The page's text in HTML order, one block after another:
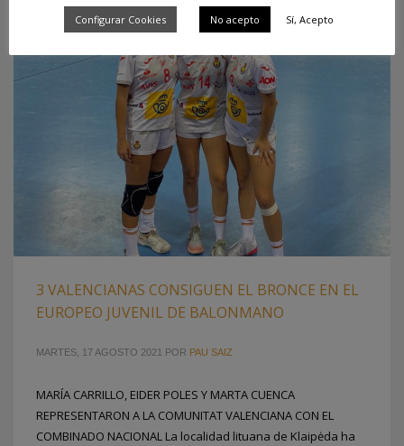
3 VALENCIANAS CONSIGUEN EL BRONCE EN EL
EUROPEO JUVENIL DE BALONMANO
MARTES, 17 AGOSTO 2021 POR PAU SAIZ
MARÍA CARRILLO, EIDER POLES Y MARTA CUENCA
REPRESENTARON A LA COMUNITAT VALENCIANA CON EL
COMBINADO NACIONAL La localidad lituana de Klaipėda ha
Configurar Cookies No acepto Sí, Acepto